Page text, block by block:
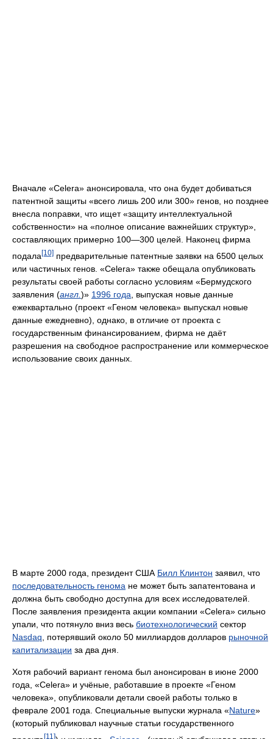
Вначале «Celera» анонсировала, что она будет добиваться
патентной защиты «всего лишь 200 или 300» генов, но позднее
внесла поправки, что ищет «защиту интеллектуальной
собственности» на «полное описание важнейших структур»,
составляющих примерно 100—300 целей. Наконец фирма
подала [10] предварительные патентные заявки на 6500 целых
или частичных генов. «Celera» также обещала опубликовать
результаты своей работы согласно условиям «Бермудского
заявления (англ. )» 1996 года , выпуская новые данные
ежеквартально (проект «Геном человека» выпускал новые
данные ежедневно), однако, в отличие от проекта с
государственным финансированием, фирма не даёт
разрешения на свободное распространение или коммерческое
использование своих данных.
В марте 2000 года, президент США Билл Клинтон заявил, что
последовательность генома не может быть запатентована и
должна быть свободно доступна для всех исследователей.
После заявления президента акции компании «Celera» сильно
упали, что потянуло вниз весь биотехнологический сектор
Nasdaq , потерявший около 50 миллиардов долларов рыночной
капитализации за два дня.
Хотя рабочий вариант генома был анонсирован в июне 2000
года, «Celera» и учёные, работавшие в проекте «Геном
человека», опубликовали детали своей работы только в
феврале 2001 года. Специальные выпуски журнала «Nature»
(который публиковал научные статьи государственного
[11]